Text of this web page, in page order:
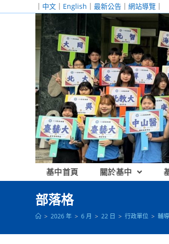
｜ 中文 ｜ English ｜ 最新公告 ｜ 網站導覽 ｜
基中首頁 關於基中
部落格
> 2026 年 > 6 月 > 22 日 > 行政單位 > 輔